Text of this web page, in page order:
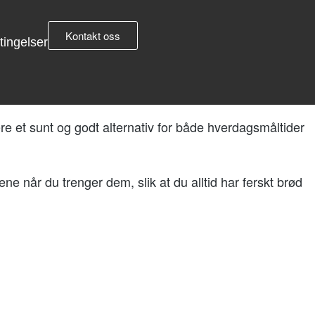
Kontakt oss
et sunt og godt alternativ for både hverdagsmåltider
når du trenger dem, slik at du alltid har ferskt brød